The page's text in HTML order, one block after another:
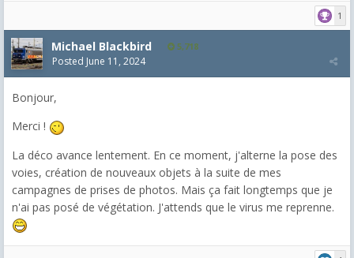
1
Michael Blackbird 5,718
Posted June 11, 2024
Bonjour,
Merci !
La déco avance lentement. En ce moment, j'alterne la pose des
voies, création de nouveaux objets à la suite de mes
campagnes de prises de photos. Mais ça fait longtemps que je
n'ai pas posé de végétation. J'attends que le virus me reprenne.